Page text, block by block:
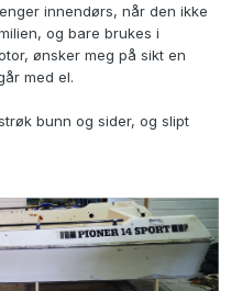
innendørs, når den ikke
og bare brukes i
ønsker meg på sikt en
med el.
bunn og sider, og slipt